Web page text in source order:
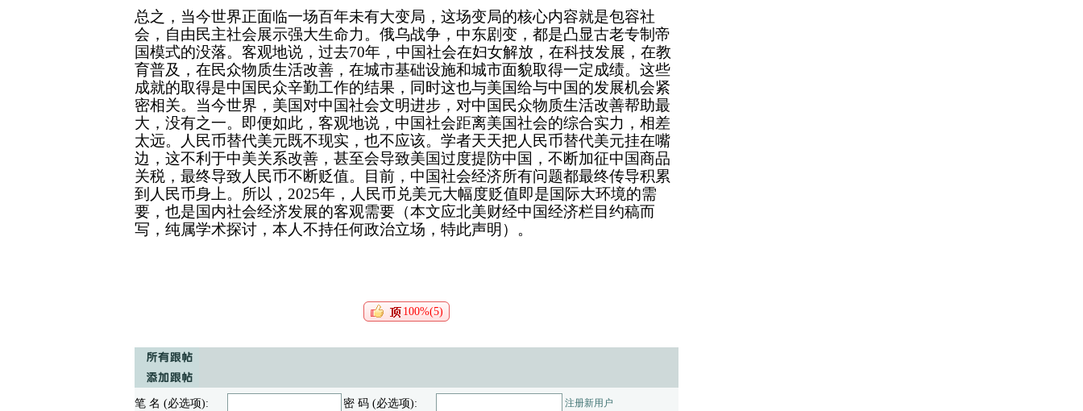
总之，当今世界正面临一场百年未有大变局，这场变局的核心内容就是包容社
会，自由民主社会展示强大生命力。俄乌战争，中东剧变，都是凸显古老专制帝
国模式的没落。客观地说，过去70年，中国社会在妇女解放，在科技发展，在教
育普及，在民众物质生活改善，在城市基础设施和城市面貌取得一定成绩。这些
成就的取得是中国民众辛勤工作的结果，同时这也与美国给与中国的发展机会紧
密相关。当今世界，美国对中国社会文明进步，对中国民众物质生活改善帮助最
大，没有之一。即便如此，客观地说，中国社会距离美国社会的综合实力，相差
太远。人民币替代美元既不现实，也不应该。学者天天把人民币替代美元挂在嘴
边，这不利于中美关系改善，甚至会导致美国过度提防中国，不断加征中国商品
关税，最终导致人民币不断贬值。目前，中国社会经济所有问题都最终传导积累
到人民币身上。所以，2025年，人民币兑美元大幅度贬值即是国际大环境的需
要，也是国内社会经济发展的客观需要（本文应北美财经中国经济栏目约稿而
写，纯属学术探讨，本人不持任何政治立场，特此声明）
。
100%(5)
笔 名 (必选项): 密 码 (必选项): 注册新用户